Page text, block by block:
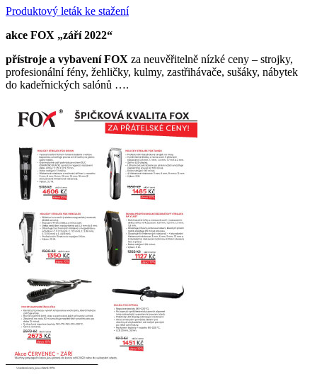
Produktový leták ke stažení
akce FOX „září 2022“
přístroje a vybavení FOX za neuvěřitelně nízké ceny – strojky,
profesionální fény, žehličky, kulmy, zastřihávače, sušáky, nábytek
do kadeřnických salónů ….